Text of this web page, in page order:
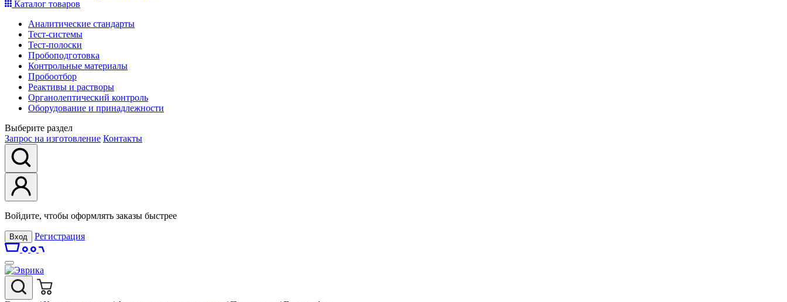
Каталог товаров
Аналитические стандарты
Тест-системы
Тест-полоски
Пробоподготовка
Контрольные материалы
Пробоотбор
Реактивы и растворы
Органолептический контроль
Оборудование и принадлежности
Выберите раздел
Запрос на изготовление Контакты
Войдите, чтобы оформлять заказы быстрее
Вход Регистрация